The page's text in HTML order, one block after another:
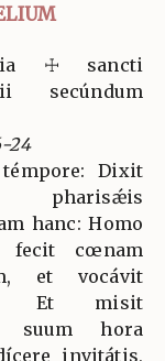
☩ sancti
secúndum
24
Dixit
pharisǽis
hanc: Homo
fecit cœnam
et vocávit
Et misit
suum hora
invitátis,